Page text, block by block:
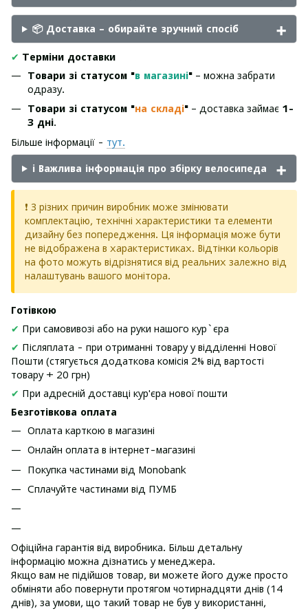
📦 Доставка – обирайте зручний спосіб
✔ Терміни доставки
Товари зі статусом "в магазині" – можна забрати
одразу.
Товари зі статусом "на складі" – доставка займає 1-
3 дні.
Більше інформації - тут.
ℹ️ Важлива інформація про збірку велосипеда
❗ З різних причин виробник може змінювати
комплектацію, технічні характеристики та елементи
дизайну без попередження. Ця інформація може бути
не відображена в характеристиках. Відтінки кольорів
на фото можуть відрізнятися від реальних залежно від
налаштувань вашого монітора.
Готівкою
✔ При самовивозі або на руки нашого кур`єра
✔ Післяплата - при отриманні товару у відділенні Нової
Пошти (стягується додаткова комісія 2% від вартості
товару + 20 грн)
✔ При адресній доставці кур'єра нової пошти
Безготівкова оплата
Оплата карткою в магазині
Онлайн оплата в інтернет-магазині
Покупка частинами від Monobank
Сплачуйте частинами від ПУМБ
Офіційна гарантія від виробника. Більш детальну
інформацію можна дізнатись у менеджера.
Якщо вам не підійшов товар, ви можете його дуже просто
обміняти або повернути протягом чотирнадцяти днів (14
днів), за умови, що такий товар не був у використанні,